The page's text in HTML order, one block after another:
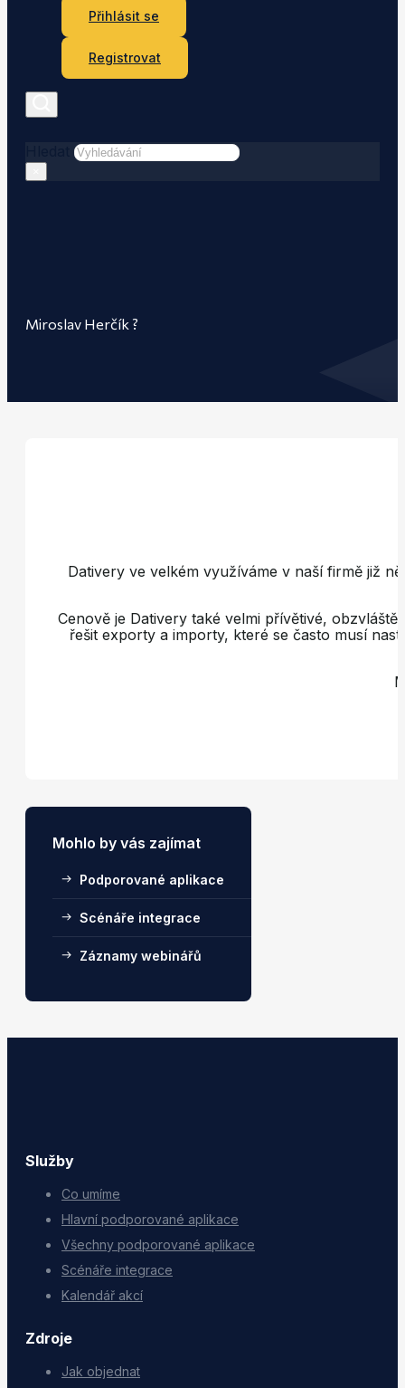
Přihlásit se
Registrovat
Miroslav Herčík ?
Dativery ve velkém využíváme v naší firmě již
Cenově je Dativery také velmi přívětivé,
řešit exporty a importy, které se často musí
Mohlo by vás zajímat
Podporované aplikace
Scénáře integrace
Záznamy webinářů
Služby
Co umíme
Hlavní podporované aplikace
Všechny podporované aplikace
Scénáře integrace
Kalendář akcí
Zdroje
Jak objednat